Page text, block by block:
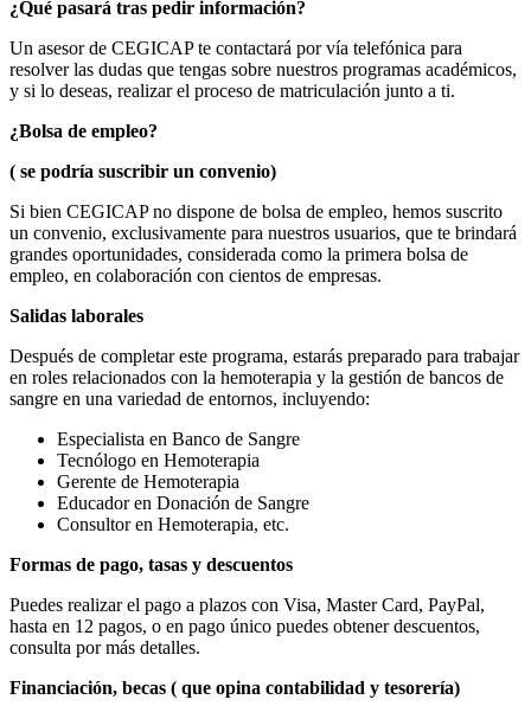
¿Qué pasará tras pedir información?
Un asesor de CEGICAP te contactará por vía telefónica para
resolver las dudas que tengas sobre nuestros programas académicos,
y si lo deseas, realizar el proceso de matriculación junto a ti.
¿Bolsa de empleo?
( se podría suscribir un convenio)
Si bien CEGICAP no dispone de bolsa de empleo, hemos suscrito
un convenio, exclusivamente para nuestros usuarios, que te brindará
grandes oportunidades, considerada como la primera bolsa de
empleo, en colaboración con cientos de empresas.
Salidas laborales
Después de completar este programa, estarás preparado para trabajar
en roles relacionados con la hemoterapia y la gestión de bancos de
sangre en una variedad de entornos, incluyendo:
Especialista en Banco de Sangre
Tecnólogo en Hemoterapia
Gerente de Hemoterapia
Educador en Donación de Sangre
Consultor en Hemoterapia, etc.
Formas de pago, tasas y descuentos
Puedes realizar el pago a plazos con Visa, Master Card, PayPal,
hasta en 12 pagos, o en pago único puedes obtener descuentos,
consulta por más detalles.
Financiación, becas ( que opina contabilidad y tesorería)